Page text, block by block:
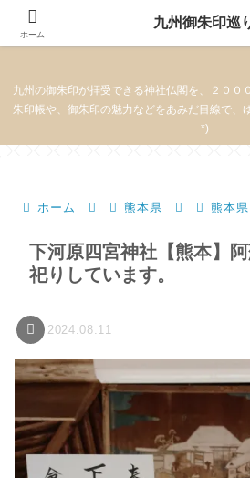
九州御朱印巡
九州の御朱印が拝受できる神社仏閣を、２００
朱印帳や、御朱印の魅力などをあみだ目線で、
*)
ホーム 熊本県 熊本
下河原四宮神社【熊本】
祀りしています。
2024.08.11
ホーム
九州御朱印巡